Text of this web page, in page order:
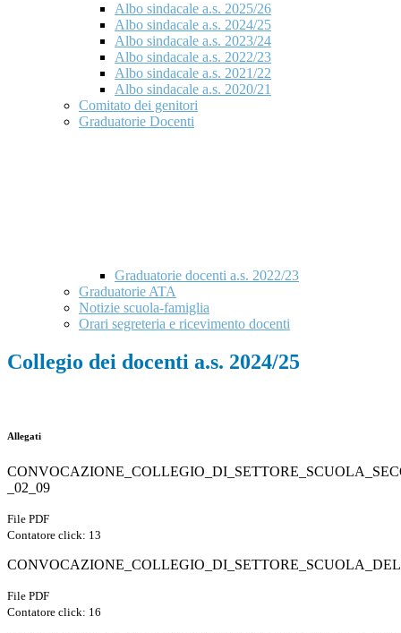
Albo sindacale a.s. 2025/26
Albo sindacale a.s. 2024/25
Albo sindacale a.s. 2023/24
Albo sindacale a.s. 2022/23
Albo sindacale a.s. 2021/22
Albo sindacale a.s. 2020/21
Comitato dei genitori
Graduatorie Docenti
Graduatorie docenti a.s. 2022/23
Graduatorie ATA
Notizie scuola-famiglia
Orari segreteria e ricevimento docenti
Collegio dei docenti a.s. 2024/25
Allegati
_02_09
File PDF
Contatore click: 13
File PDF
Contatore click: 16